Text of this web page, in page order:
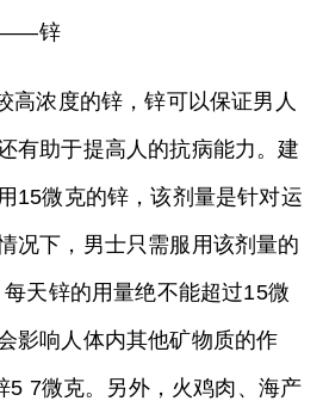
——锌
高浓度的锌，锌可以保证男人
有助于提高人的抗病能力。建
15微克的锌，该剂量是针对运
况下，男士只需服用该剂量的
天锌的用量绝不能超过15微
影响人体内其他矿物质的作
5 7微克。另外，火鸡肉、海产